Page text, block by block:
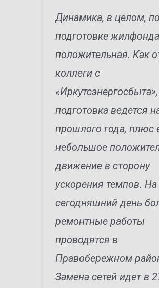
Динамика, в целом, по
подготовке жилфонда
положительная. Как
коллеги с
«Иркутсэнергосбыта»,
подготовка ведется
прошлого года, плюс
небольшое
движение в сторону
ускорения темпов. На
сегодняшний день
ремонтные работы
проводятся в
Правобережном
Замена сетей идет в